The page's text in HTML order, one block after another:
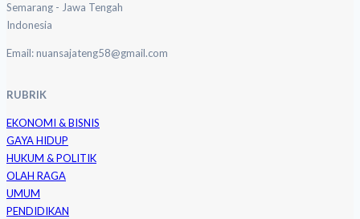
Semarang - Jawa Tengah
Indonesia
Email: nuansajateng58@gmail.com
RUBRIK
EKONOMI & BISNIS
GAYA HIDUP
HUKUM & POLITIK
OLAH RAGA
UMUM
PENDIDIKAN